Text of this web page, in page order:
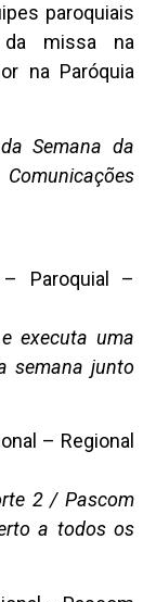
paroquiais
da missa na
na Paróquia
Semana da
Paroquial –
executa uma
semana junto
– Regional
2 / Pascom
a todos os